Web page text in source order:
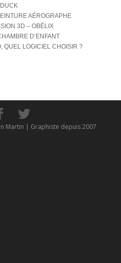
AÉROGRAPHE
3D – OBÉLIX
D’ENFANT
QUEL LOGICIEL CHOISIR ?
Martin | Graphiste depuis 2007